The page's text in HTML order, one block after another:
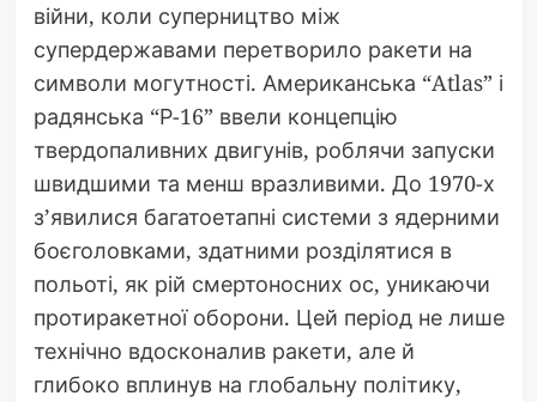
війни, коли суперництво між
супердержавами перетворило ракети на
символи могутності. Американська “Atlas” і
радянська “Р-16” ввели концепцію
твердопаливних двигунів, роблячи запуски
швидшими та менш вразливими. До 1970-х
з’явилися багатоетапні системи з ядерними
боєголовками, здатними розділятися в
польоті, як рій смертоносних ос, уникаючи
протиракетної оборони. Цей період не лише
технічно вдосконалив ракети, але й
глибоко вплинув на глобальну політику,